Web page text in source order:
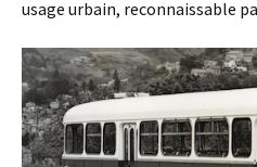
usage urbain, reconnaissable